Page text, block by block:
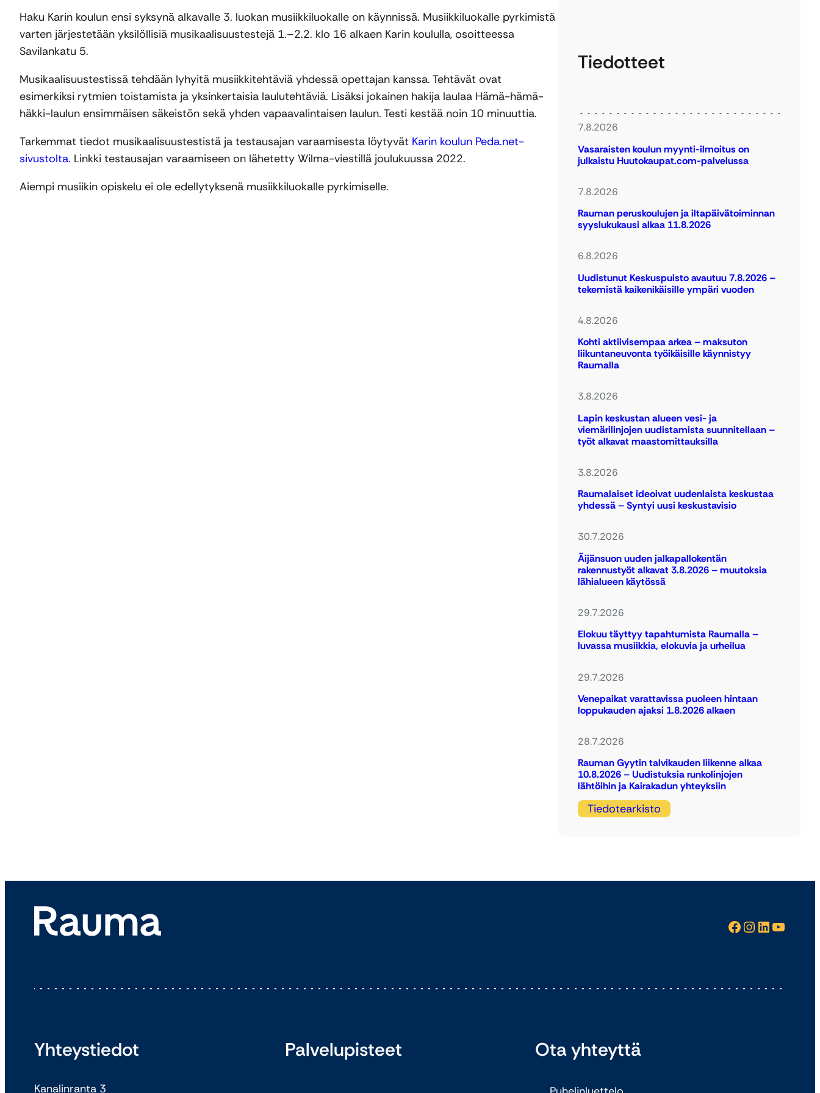
Haku Karin koulun ensi syksynä alkavalle 3. luokan musiikkiluokalle on käynnissä. Musiikkiluokalle pyrkimistä
varten järjestetään yksilöllisiä musikaalisuustestejä 1.–2.2. klo 16 alkaen Karin koululla, osoitteessa
Savilankatu 5.
Musikaalisuustestissä tehdään lyhyitä musiikkitehtäviä yhdessä opettajan kanssa. Tehtävät ovat
esimerkiksi rytmien toistamista ja yksinkertaisia laulutehtäviä. Lisäksi jokainen hakija laulaa Hämä-hämä-
häkki-laulun ensimmäisen säkeistön sekä yhden vapaavalintaisen laulun. Testi kestää noin 10 minuuttia.
Tarkemmat tiedot musikaalisuustestistä ja testausajan varaamisesta löytyvät Karin koulun Peda.net-
sivustolta. Linkki testausajan varaamiseen on lähetetty Wilma-viestillä joulukuussa 2022.
Aiempi musiikin opiskelu ei ole edellytyksenä musiikkiluokalle pyrkimiselle.
Tiedotteet
7.8.2026
Vasaraisten koulun myynti-ilmoitus on
julkaistu Huutokaupat.com-palvelussa
7.8.2026
Rauman peruskoulujen ja iltapäivätoiminnan
syyslukukausi alkaa 11.8.2026
6.8.2026
Uudistunut Keskuspuisto avautuu 7.8.2026 –
tekemistä kaikenikäisille ympäri vuoden
4.8.2026
Kohti aktiivisempaa arkea – maksuton
liikuntaneuvonta työikäisille käynnistyy
Raumalla
3.8.2026
Lapin keskustan alueen vesi- ja
viemärilinjojen uudistamista suunnitellaan –
työt alkavat maastomittauksilla
3.8.2026
Raumalaiset ideoivat uudenlaista keskustaa
yhdessä – Syntyi uusi keskustavisio
30.7.2026
Äijänsuon uuden jalkapallokentän
rakennustyöt alkavat 3.8.2026 – muutoksia
lähialueen käytössä
29.7.2026
Elokuu täyttyy tapahtumista Raumalla –
luvassa musiikkia, elokuvia ja urheilua
29.7.2026
Venepaikat varattavissa puoleen hintaan
loppukauden ajaksi 1.8.2026 alkaen
28.7.2026
Rauman Gyytin talvikauden liikenne alkaa
10.8.2026 – Uudistuksia runkolinjojen
lähtöihin ja Kairakadun yhteyksiin
Tiedotearkisto
Facebook InstagramLinkedIn YouTube
Yhteystiedot
Kanalinranta 3
Palvelupisteet Ota yhteyttä